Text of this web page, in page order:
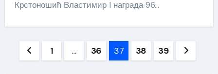
Крстоношић Властимир I награда 96…
Пагинација
1 … 36 37 38 39